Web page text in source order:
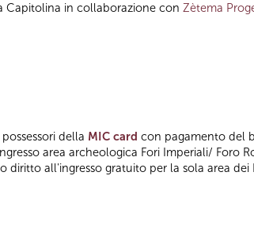
Capitolina in collaborazione con Zètema
della MIC card con pagamento del
area archeologica Fori Imperiali/ Foro
diritto all'ingresso gratuito per la sola area dei